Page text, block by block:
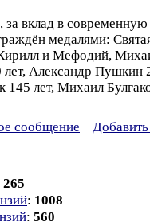
вклад в
медалями:
и Мефодий,
Александр Пушкин
145 лет, Михаил
сообщение
265
: 1008
: 560